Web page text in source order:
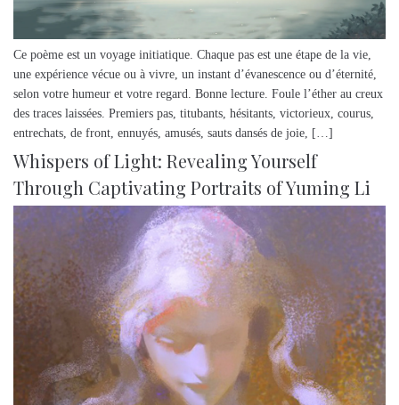
Ce poème est un voyage initiatique. Chaque pas est une étape de la vie,
une expérience vécue ou à vivre, un instant d’évanescence ou d’éternité,
selon votre humeur et votre regard. Bonne lecture. Foule l’éther au creux
des traces laissées. Premiers pas, titubants, hésitants, victorieux, courus,
entrechats, de front, ennuyés, amusés, sauts dansés de joie, […]
Whispers of Light: Revealing Yourself
Through Captivating Portraits of Yuming Li